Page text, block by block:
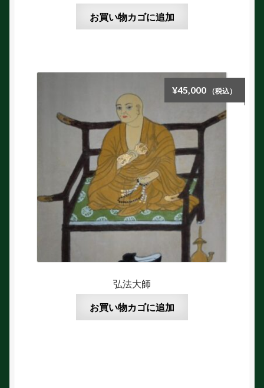
お買い物カゴに追加
弘法大師
¥45,000 （税込）
お買い物カゴに追加